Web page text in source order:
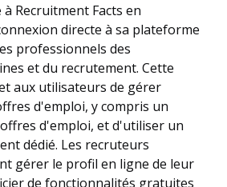
Recruitment Facts en
directe à sa plateforme
professionnels des
et du recrutement. Cette
aux utilisateurs de gérer
d'emploi, y compris un
d'emploi, et d'utiliser un
dédié. Les recruteurs
gérer le profil en ligne de leur
de fonctionnalités gratuites